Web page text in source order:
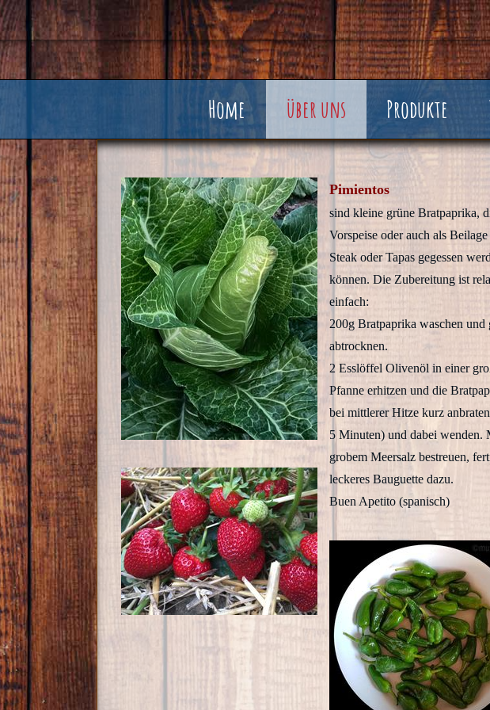
Home über uns Produkte
Pimientos
sind kleine grüne Bratpaprika,
Vorspeise oder auch als Beilage
Steak oder Tapas gegessen
können. Die Zubereitung ist
einfach:
200g Bratpaprika waschen und
abtrocknen.
2 Esslöffel Olivenöl in einer
Pfanne erhitzen und die
bei mittlerer Hitze kurz
5 Minuten) und dabei wenden.
grobem Meersalz bestreuen,
leckeres Bauguette dazu.
Buen Apetito (spanisch)